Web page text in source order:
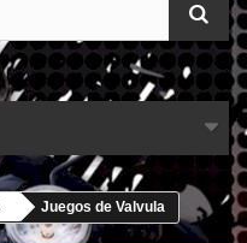
Juegos de Valvula